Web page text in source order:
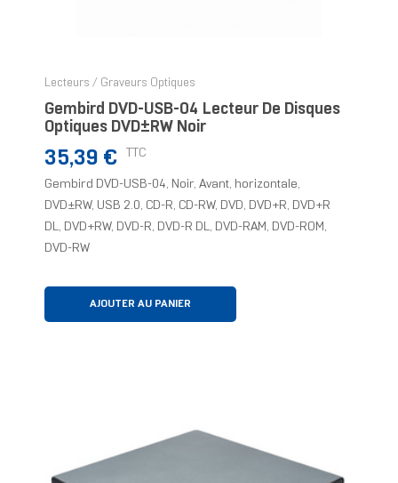
Lecteurs / Graveurs Optiques
Gembird DVD-USB-04 Lecteur De Disques
Optiques DVD±RW Noir
Prix
35,39 € TTC
Gembird DVD-USB-04, Noir, Avant, horizontale,
DVD±RW, USB 2.0, CD-R, CD-RW, DVD, DVD+R, DVD+R
DL, DVD+RW, DVD-R, DVD-R DL, DVD-RAM, DVD-ROM,
DVD-RW
AJOUTER AU PANIER